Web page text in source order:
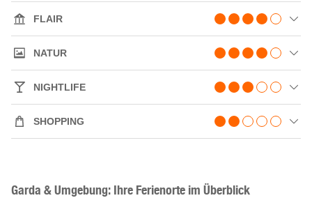
FLAIR
NATUR
NIGHTLIFE
SHOPPING
Garda & Umgebung: Ihre Ferienorte im Überblick